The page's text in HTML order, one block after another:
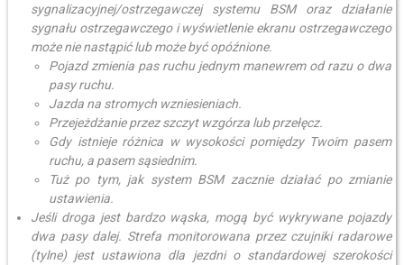
sygnalizacyjnej/ostrzegawczej systemu BSM oraz działanie
sygnału ostrzegawczego i wyświetlenie ekranu ostrzegawczego
może nie nastąpić lub może być opóźnione.
Pojazd zmienia pas ruchu jednym manewrem od razu o dwa
pasy ruchu.
Jazda na stromych wzniesieniach.
Przejeżdżanie przez szczyt wzgórza lub przełęcz.
Gdy istnieje różnica w wysokości pomiędzy Twoim pasem
ruchu, a pasem sąsiednim.
Tuż po tym, jak system BSM zacznie działać po zmianie
ustawienia.
Jeśli droga jest bardzo wąska, mogą być wykrywane pojazdy
dwa pasy dalej. Strefa monitorowana przez czujniki radarowe
(tylne) jest ustawiona dla jezdni o standardowej szerokości